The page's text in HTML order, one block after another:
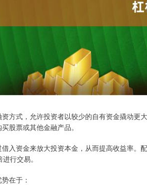
方式，允许投资者以较少的自有资金撬动更
股票或其他金融产品。
入资金来放大投资本金，从而提高收益率
行交易。
在于：